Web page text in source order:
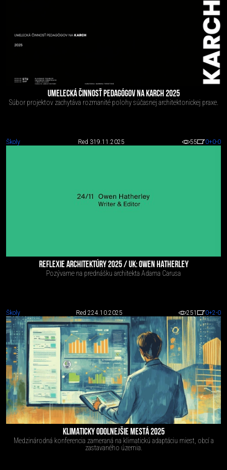
UMELECKÁ ČINNOSŤ PEDAGÓGOV NA KARCH 2025
Súbor projektov zachytáva rozmanité polohy súčasnej architektonickej praxe.
Školy Red 319.11.2025 55 0+0-0
REFLEXIE ARCHITEKTÚRY 2025 / UK: OWEN HATHERLEY
Pozývame na prednášku architekta Adama Carusa
Školy Red 224.10.2025 251 0+2-0
KLIMATICKY ODOLNEJŠIE MESTÁ 2025
Medzinárodná konferencia zameraná na klimatickú adaptáciu miest, obcí a
zastavaného územia.